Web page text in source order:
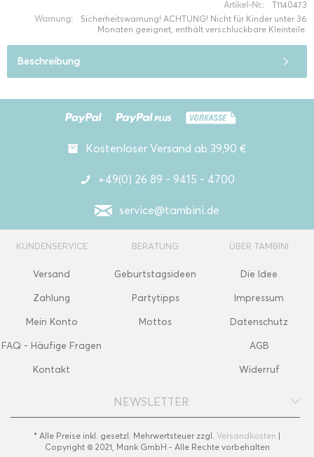
Artikel-Nr.:
T1140473
Warnung:
Sicherheitswarnung! ACHTUNG! Nicht für Kinder unter 36
Monaten geeignet, enthält verschluckbare Kleinteile.
Beschreibung
Kostenloser Versand ab 39,90 €
+49(0) 26 89 - 9415 - 4700
service@tambini.de
KUNDENSERVICE
Versand
Zahlung
Mein Konto
FAQ - Häufige Fragen
Kontakt
BERATUNG
Geburtstagsideen
Partytipps
Mottos
ÜBER TAMBINI
Die Idee
Impressum
Datenschutz
AGB
Widerruf
NEWSLETTER
* Alle Preise inkl. gesetzl. Mehrwertsteuer zzgl. Versandkosten |
Copyright © 2021, Mank GmbH - Alle Rechte vorbehalten